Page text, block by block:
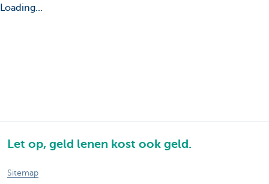
Loading...
Let op, geld lenen kost ook geld.
Sitemap